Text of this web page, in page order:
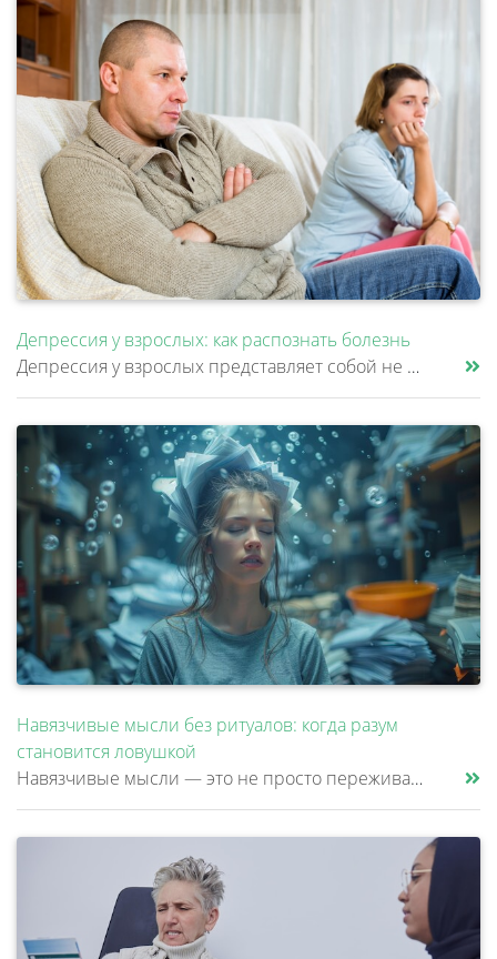
Депрессия у взрослых: как распознать болезнь
Депрессия у взрослых представляет собой не просто временное ухудшение настроения, а клиническое расстройство, затрагиваю......
Навязчивые мысли без ритуалов: когда разум
становится ловушкой
Навязчивые мысли — это не просто переживания или тревоги, которые можно «отогнать» от себя. Эти мысли возникают против ж......